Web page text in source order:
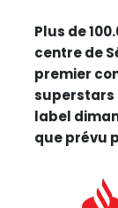
Plus de
centre de
premier
superstars
label
que prévu